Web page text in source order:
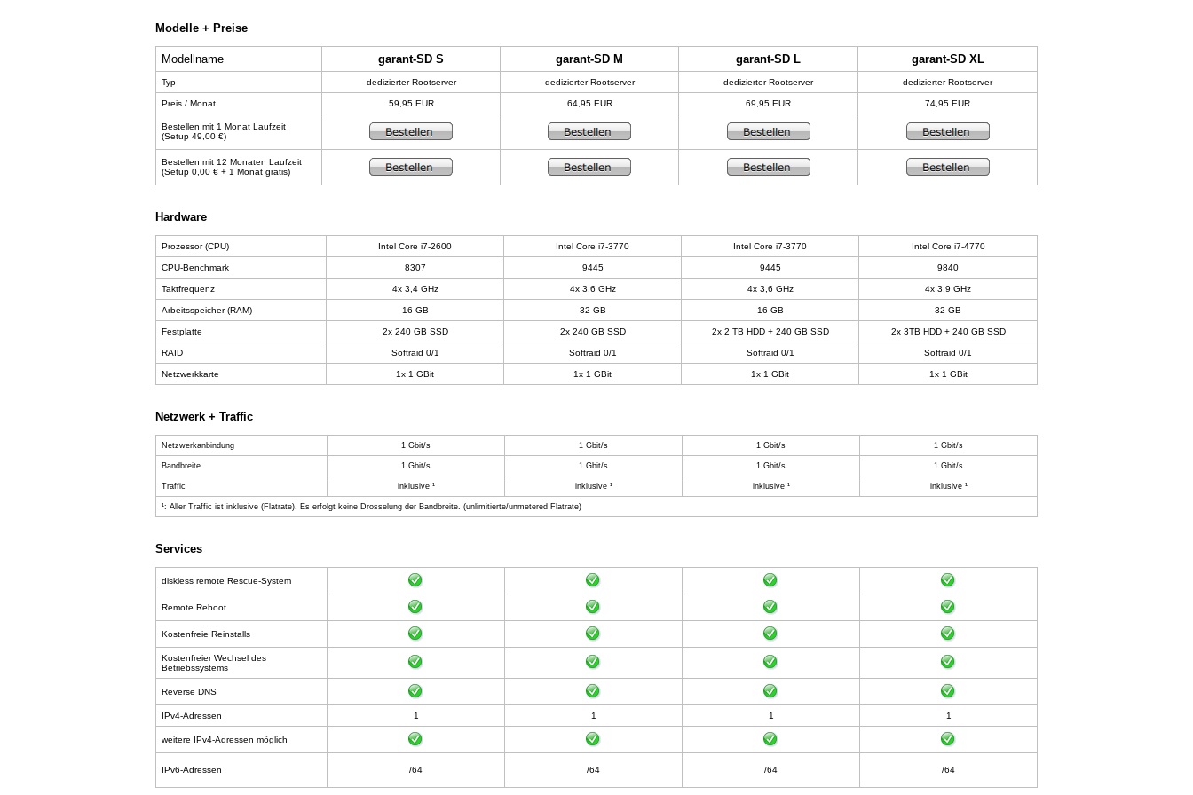
Modelle + Preise
Modellname garant-SD S garant-SD M garant-SD L garant-SD XL
Typ dedizierter Rootserver dedizierter Rootserver dedizierter Rootserver dedizierter Rootserver
Preis / Monat 59,95 EUR 64,95 EUR 69,95 EUR 74,95 EUR
Bestellen mit 1 Monat Laufzeit
(Setup 49,00 €)
Bestellen mit 12 Monaten Laufzeit
(Setup 0,00 € + 1 Monat gratis)
Hardware
Prozessor (CPU) Intel Core i7-2600 Intel Core i7-3770 Intel Core i7-3770 Intel Core i7-4770
CPU-Benchmark 8307 9445 9445 9840
Taktfrequenz 4x 3,4 GHz 4x 3,6 GHz 4x 3,6 GHz 4x 3,9 GHz
Arbeitsspeicher (RAM) 16 GB 32 GB 16 GB 32 GB
Festplatte 2x 240 GB SSD 2x 240 GB SSD 2x 2 TB HDD + 240 GB SSD 2x 3TB HDD + 240 GB SSD
RAID Softraid 0/1 Softraid 0/1 Softraid 0/1 Softraid 0/1
Netzwerkkarte 1x 1 GBit 1x 1 GBit 1x 1 GBit 1x 1 GBit
Netzwerk + Traffic
Netzwerkanbindung 1 Gbit/s 1 Gbit/s 1 Gbit/s 1 Gbit/s
Bandbreite 1 Gbit/s 1 Gbit/s 1 Gbit/s 1 Gbit/s
Traffic inklusive ¹ inklusive ¹ inklusive ¹ inklusive ¹
¹: Aller Traffic ist inklusive (Flatrate). Es erfolgt keine Drosselung der Bandbreite. (unlimitierte/unmetered Flatrate)
Services
diskless remote Rescue-System
Remote Reboot
Kostenfreie Reinstalls
Kostenfreier Wechsel des
Betriebssystems
Reverse DNS
IPv4-Adressen 1 1 1 1
weitere IPv4-Adressen möglich
IPv6-Adressen /64 /64 /64 /64